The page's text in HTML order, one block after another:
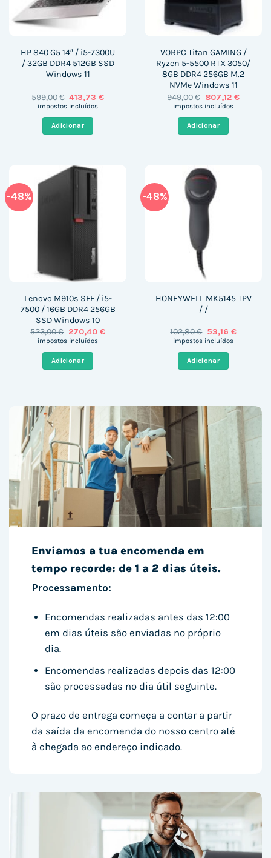
HP 840 G5 14″ / i5-7300U
/ 32GB DDR4 512GB SSD
Windows 11
599,00€ O
preço
era:
599,00 €.
413,73€O
impostos incluídos
Adicionar
VORPC Titan GAMING /
Ryzen 5-5500 RTX 3050/
8GB DDR4 256GB M.2
NVMe Windows 11
949,00€ O
preço
era:
949,00 €.
807,12 €O
impostos incluídos
Adicionar
-48%
Lenovo M910s SFF / i5-
7500 / 16GB DDR4 256GB
SSD Windows 10
523,00€ O
preço
523,00 €.
270,40 €O
impostos incluídos
Adicionar
-48%
HONEYWELL MK5145 TPV
/ /
102,80€ O
preço
102,80 €.
53,16 €O
impostos incluídos
Adicionar
Enviamos a tua encomenda em
tempo recorde: de 1 a 2 dias úteis.
Processamento:
Encomendas realizadas antes das 12:00
em dias úteis são enviadas no próprio
dia.
Encomendas realizadas depois das 12:00
são processadas no dia útil seguinte.
O prazo de entrega começa a contar a partir
da saída da encomenda do nosso centro até
à chegada ao endereço indicado.